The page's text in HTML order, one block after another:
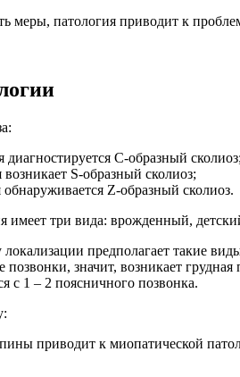
меры, патология приводит к
С-образный сколиоз;
S-образный сколиоз;
Z-образный сколиоз.
имеет три вида: врожденный,
предполагает такие
значит, возникает
с 1 – 2 поясничного позвонка.
приводит к миопатической